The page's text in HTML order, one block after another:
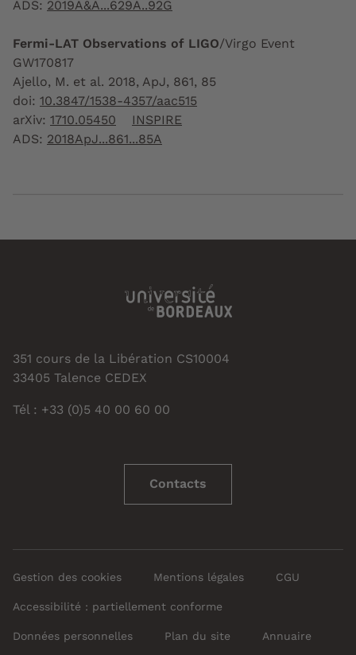
ADS: 2019A&A...629A..92G
Fermi-LAT Observations of LIGO/Virgo Event
GW170817
Ajello, M. et al. 2018, ApJ, 861, 85
doi: 10.3847/1538-4357/aac515
arXiv: 1710.05450
INSPIRE
ADS: 2018ApJ...861...85A
351 cours de la Libération CS10004
33405 Talence CEDEX
Tél : +33 (0)5 40 00 60 00
Contacts
Gestion des cookies Mentions légales CGU
Accessibilité : partiellement conforme
Données personnelles Plan du site Annuaire